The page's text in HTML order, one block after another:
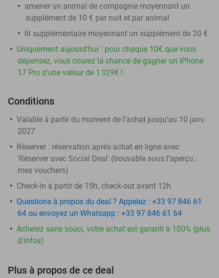
amener un animal de compagnie moyennant un
supplément de 10 € par nuit et par animal
lit supplémentaire moyennant un supplément de 20 €
Uniquement aujourd'hui : pour chaque 10€ que vous
dépensez, vous courez la chance de gagner un iPhone
17 Pro d'une valeur de 1 329€ !
Conditions
Valable à partir du moment de l'achat jusqu'au 10 janv.
2027
Réserver : réservation après achat en ligne avec
‘Réserver avec Social Deal’ (trouvable sous l’aperçu :
mes vouchers)
Check-in à partir de 15h, check-out avant 12h
Questions à propos du deal ? Appelez : +33 97 846 61
64 ou envoyez un Whatsapp : +33 97 846 61 64
Achetez sans souci, votre achat est garanti à 100% (plus
d'infos)
Plus à propos de ce deal